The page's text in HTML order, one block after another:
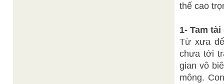
thế cao
1- Tam
Từ xưa
chưa tới
gian vô
mông.